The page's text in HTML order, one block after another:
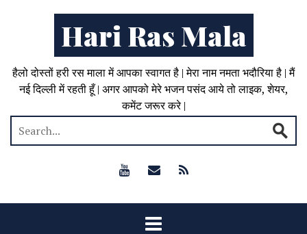
Hari Ras Mala
हैलो दोस्तों हरी रस माला में आपका स्वागत है | मेरा नाम नमता भदौरिया है | मैं
नई दिल्ली में रहती हूँ | अगर आपको मेरे भजन पसंद आये तो लाइक, शेयर,
कमेंट जरूर करे |